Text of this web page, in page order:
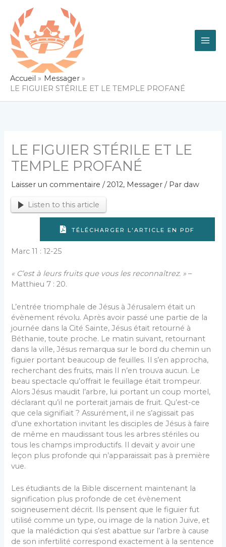
contenu
Accueil
Messager
LE FIGUIER STÉRILE ET LE TEMPLE PROFANÉ
LE FIGUIER STÉRILE ET LE
TEMPLE PROFANÉ
Laisser un commentaire /2012, Messager / Par daw
Listen to this article
TÉLÉCHARGER L'ARTICLE EN PDF
Marc 11 : 12-25
« C’est à leurs fruits que vous les reconnaîtrez. » –
Matthieu 7 : 20.
L’entrée triomphale de Jésus à Jérusalem était un
évènement révolu. Après avoir passé une partie de la
journée dans la Cité Sainte, Jésus était retourné à
Béthanie, toute proche. Le matin suivant, retournant
dans la ville, Jésus remarqua sur le bord du chemin un
figuier portant beaucoup de feuilles. Il s’en approcha,
recherchant des fruits, mais Il n’en trouva aucun. Le
beau spectacle qu’offrait le feuillage était trompeur.
Alors Jésus maudit l’arbre, lui portant un coup mortel,
déclarant qu’il ne porterait jamais de fruit. Qu’est-ce
que cela signifiait ? Assurément, il ne s’agissait pas
d’une exhortation invitant les disciples de Jésus à faire
de même en maudissant tous les arbres stériles ou
tous les champs improductifs. Il devait y avoir une
leçon plus profonde qui n’apparaissait pas à première
vue.
Les étudiants de la Bible discernent maintenant la
signification plus profonde de cet évènement
soigneusement décrit. Ils pensent que le figuier fut
utilisé comme un type, ou image de la nation Juive, et
que la malédiction qui s’est abattue sur l’arbre à cause
de son infertilité correspond exactement à la sentence